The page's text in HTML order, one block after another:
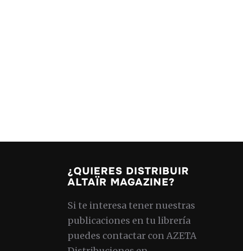
¿QUIERES DISTRIBUIR
ALTAÏR MAGAZINE?
Si te interesa tener nuestras
publicaciones en tu librería
puedes contactar con AZETA